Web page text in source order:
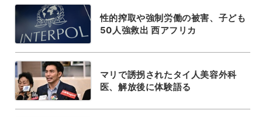
性的搾取や強制労働の被害、子ども
50人強救出 西アフリカ
マリで誘拐されたタイ人美容外科
医、解放後に体験語る